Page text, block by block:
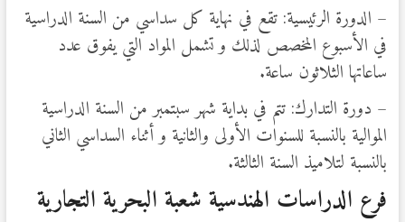
– الدورة الرئيسية: تقع في نهاية كل سداسي من السنة الدراسية
في الأسبوع المخصص لذلك و تشمل المواد التي يفوق عدد
ساعاتها الثلاثون ساعة.
– دورة التدارك: تتم في بداية شهر سبتمبر من السنة الدراسية
الموالية بالنسبة للسنوات الأولى والثانية و أثناء السداسي الثاني
بالنسبة لتلاميذ السنة الثالثة.
فرع الدراسات الهندسية شعبة البحرية التجارية